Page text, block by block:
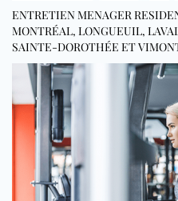
ENTRETIEN MENAGER
MONTRÉAL, LONGUEUIL,
SAINTE-DOROTHÉE ET